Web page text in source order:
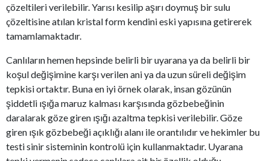
çözeltileri verilebilir. Yarısı kesilip aşırı doymuş bir sulu
çözeltisine atılan kristal form kendini eski yapısına getirerek
tamamlamaktadır.
Canlıların hemen hepsinde belirli bir uyarana ya da belirli bir
koşul değişimine karşı verilen ani ya da uzun süreli değişim
tepkisi ortaktır. Buna en iyi örnek olarak, insan gözünün
şiddetli ışığa maruz kalması karşısında gözbebeğinin
daralarak göze giren ışığı azaltma tepkisi verilebilir. Göze
giren ışık gözbebeği açıklığı alanı ile orantılıdır ve hekimler bu
testi sinir sisteminin kontrolü için kullanmaktadır. Uyarana